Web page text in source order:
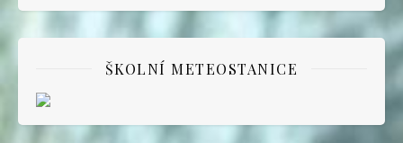
ŠKOLNÍ METEOSTANICE